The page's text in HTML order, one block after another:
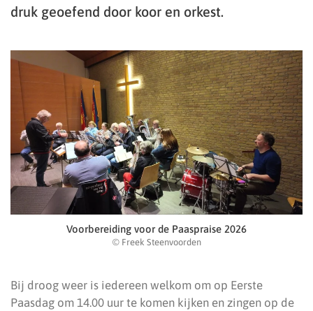
druk geoefend door koor en orkest.
Voorbereiding voor de Paaspraise 2026
© Freek Steenvoorden
Bij droog weer is iedereen welkom om op Eerste
Paasdag om 14.00 uur te komen kijken en zingen op de